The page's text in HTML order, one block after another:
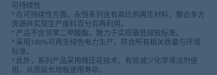
可持续性
* 在可持续性方面，永恒系列含有高比例再生材料，整合多方
资源并实现生产废料百分百再利用。
* 产品不含邻苯二甲酸酯，致力于实现最低排放标准。
* 采用100%可再生绿色电力生产，符合所有相关质量与环境
标准。
* 此外，系列产品采用微压花技术，有效减少化学清洁剂使
用，从而延长地板使用寿命。